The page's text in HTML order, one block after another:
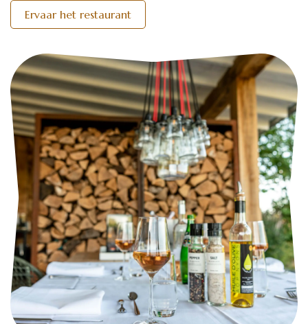
Ervaar het restaurant